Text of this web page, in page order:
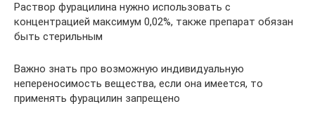
Раствор фурацилина нужно использовать с
концентрацией максимум 0,02%, также препарат обязан
быть стерильным
Важно знать про возможную индивидуальную
непереносимость вещества, если она имеется, то
применять фурацилин запрещено